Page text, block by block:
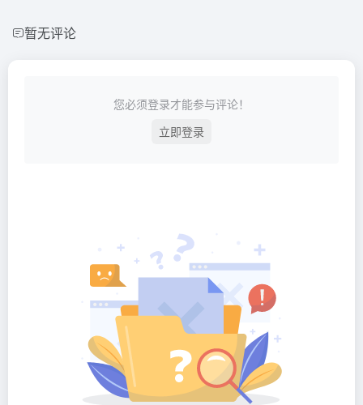
暂无评论
您必须登录才能参与评论！
立即登录